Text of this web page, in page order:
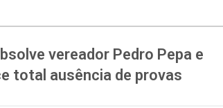
vereador Pedro Pepa e
total ausência de provas